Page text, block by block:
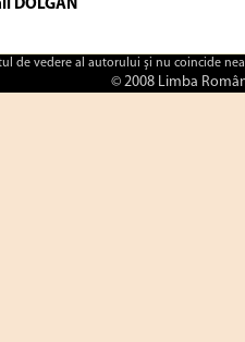
DOLGAN
de vedere al autorului şi nu coincide
© 2008 Limba